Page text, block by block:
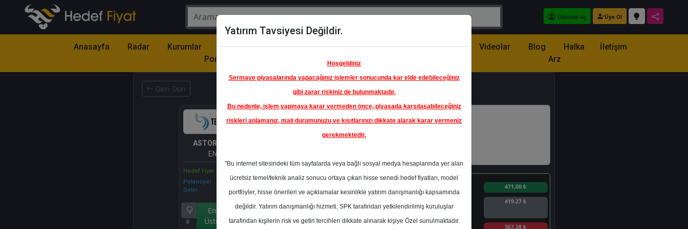
Oturum Aç Üye Ol
Anasayfa Radar Kurumlar
Model
Portföy
Hisse
Öne
Çıkanlar
Raporlar Partnerlerimiz Videolar Blog
Halka
Arz
İletişim
Geri Dön
ASTOR
ENERJI
Hedef Fiyat
Potansiyel
Getiri
%0.00
0
Endeks
Üstü Get.
0
En Yüksek Tahmin 471,00 ₺
Ortalama Fiyat
Tahmini
419,27 ₺
367,28 ₺
Yatırım Tavsiyesi Değildir.
Hoşgeldiniz
Sermaye piyasalarında yapacağınız işlemler sonucunda kar elde edebileceğiniz
gibi zarar riskiniz de bulunmaktadır.
Bu nedenle, işlem yapmaya karar vermeden önce, piyasada karşılaşabileceğiniz
riskleri anlamanız, mali durumunuzu ve kısıtlarınızı dikkate alarak karar vermeniz
gerekmektedir.
"Bu internet sitesindeki tüm sayfalarda veya bağlı sosyal medya hesaplarında yer alan
ücretsiz temel/teknik analiz sonucu ortaya çıkan hisse senedi hedef fiyatları, model
portföyler, hisse önerileri ve açıklamalar kesinlikle yatırım danışmanlığı kapsamında
değildir. Yatırım danışmanlığı hizmeti, SPK tarafından yetkilendirilmiş kuruluşlar
tarafından kişilerin risk ve getiri tercihleri dikkate alınarak kişiye Özel sunulmaktadır.